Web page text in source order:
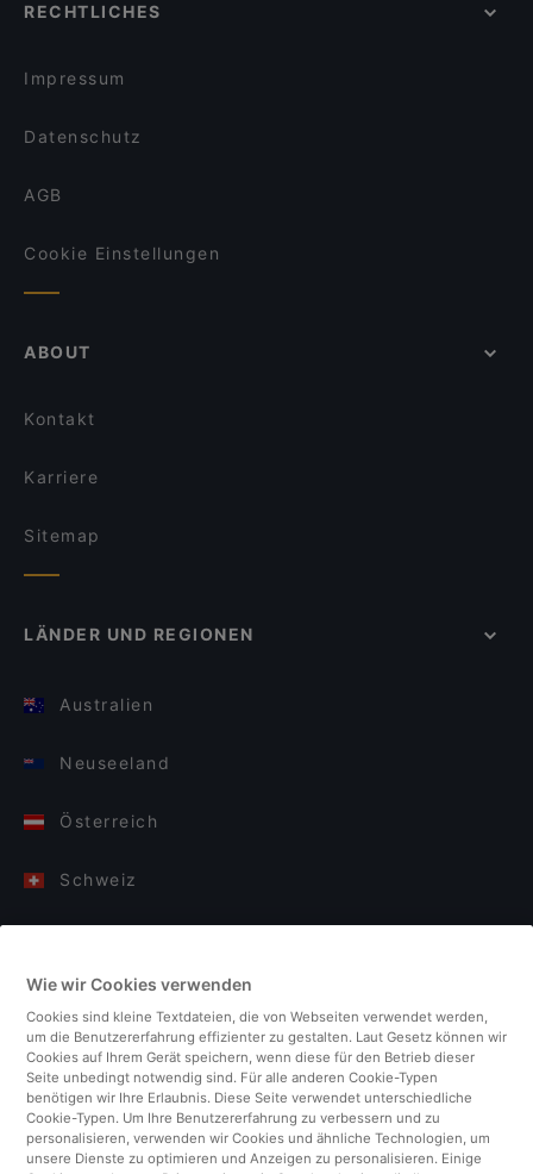
RECHTLICHES
Impressum
Datenschutz
AGB
Cookie Einstellungen
ABOUT
Kontakt
Karriere
Sitemap
LÄNDER UND REGIONEN
Australien
Neuseeland
Österreich
Schweiz
Italien
Finnland
Vereinigtes Königreich
Wie wir Cookies verwenden
Cookies sind kleine Textdateien, die von Webseiten verwendet werden,
um die Benutzererfahrung effizienter zu gestalten. Laut Gesetz können wir
Cookies auf Ihrem Gerät speichern, wenn diese für den Betrieb dieser
Seite unbedingt notwendig sind. Für alle anderen Cookie-Typen
benötigen wir Ihre Erlaubnis. Diese Seite verwendet unterschiedliche
Cookie-Typen. Um Ihre Benutzererfahrung zu verbessern und zu
personalisieren, verwenden wir Cookies und ähnliche Technologien, um
unsere Dienste zu optimieren und Anzeigen zu personalisieren. Einige